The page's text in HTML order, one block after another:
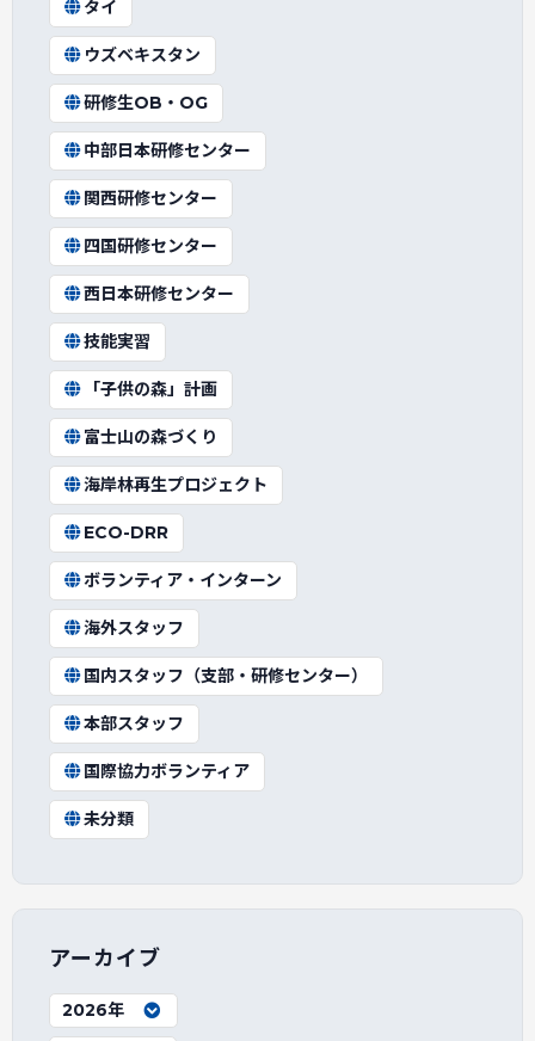
タイ
ウズベキスタン
研修生OB・OG
中部日本研修センター
関西研修センター
四国研修センター
西日本研修センター
技能実習
「子供の森」計画
富士山の森づくり
海岸林再生プロジェクト
ECO-DRR
ボランティア・インターン
海外スタッフ
国内スタッフ（支部・研修センター）
本部スタッフ
国際協力ボランティア
未分類
アーカイブ
2026年